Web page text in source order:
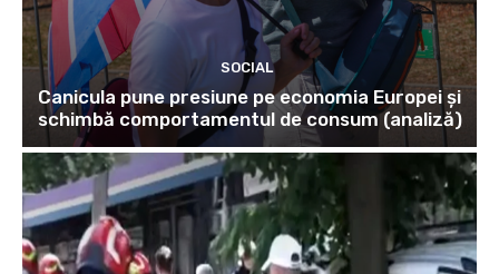
SOCIAL
Canicula pune presiune pe economia Europei și
schimbă comportamentul de consum (analiză)